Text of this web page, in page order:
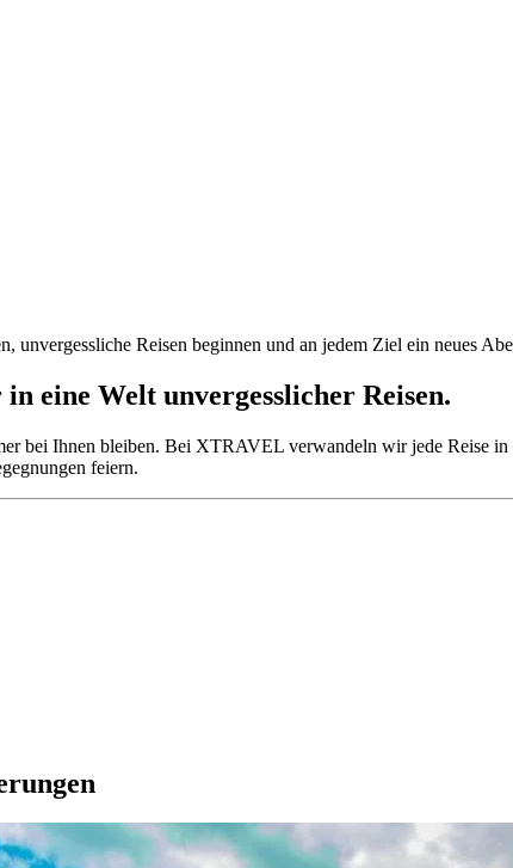
Reisen beginnen und an jedem Ziel ein neues
eine Welt unvergesslicher Reisen.
bei Ihnen bleiben. Bei XTRAVEL verwandeln wir jede Reise
feiern.